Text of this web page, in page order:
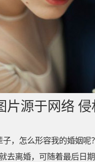
片源于网络
，怎么形容我的婚姻
去离婚，可随着最后日